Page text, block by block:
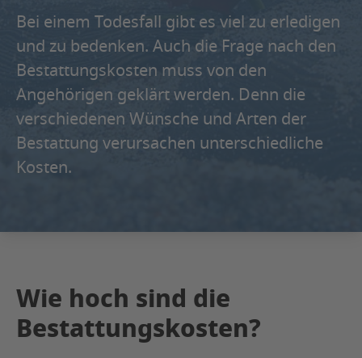
Bei einem Todesfall gibt es viel zu erledigen
und zu bedenken. Auch die Frage nach den
Bestattungskosten muss von den
Angehörigen geklärt werden. Denn die
verschiedenen Wünsche und Arten der
Bestattung verursachen unterschiedliche
Kosten.
Wie hoch sind die
Bestattungskosten?